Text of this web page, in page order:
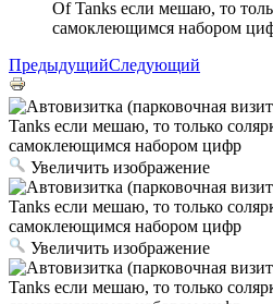
Of Tanks если мешаю, то
самоклеющимся набором
ПредыдущийСледующий
Увеличить изображение
Увеличить изображение